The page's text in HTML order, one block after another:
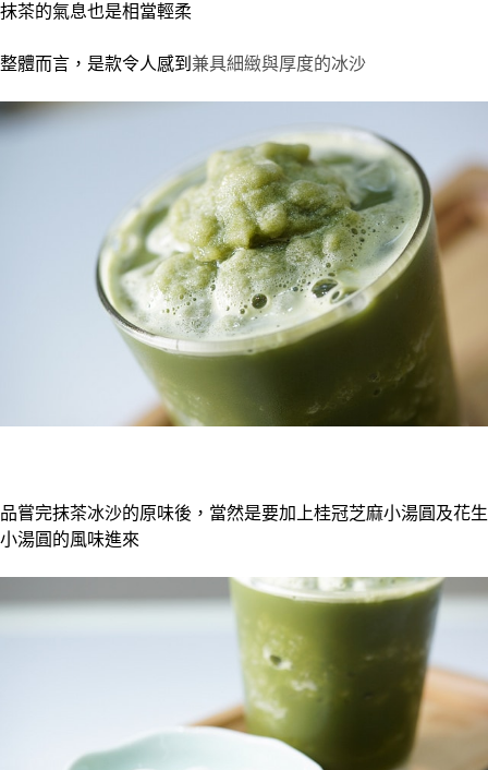
抹茶的氣息也是相當輕柔
整體而言，是款令人感到 兼具細緻與厚度的冰沙
品嘗完抹茶冰沙的原味後，當然是要加上桂冠芝麻小湯圓及花生
小湯圓的風味進來